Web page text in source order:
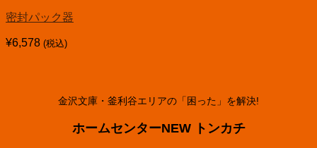
密封パック器
¥6,578 (税込)
金沢文庫・釜利谷エリアの「困った」を解決!
ホームセンターNEW トンカチ